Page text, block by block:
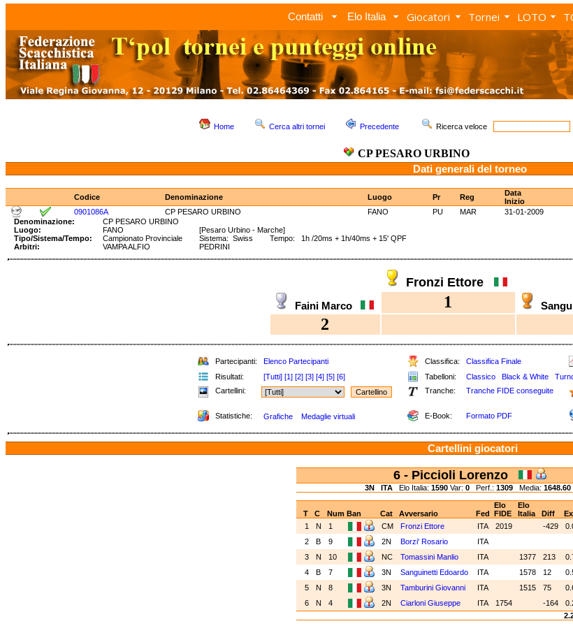
Contatti Elo Italia Giocatori Tornei LOTO
Home Cerca altri tornei Precedente Ricerca veloce
CP PESARO URBINO
Dati generali del torneo
Codice Denominazione Luogo Pr Reg
Data
Inizio
0901086A
CP PESARO URBINO FANO PU MAR 31-01-2009
Denominazione:
CP PESARO URBINO
Luogo:
FANO
[Pesaro Urbino - Marche]
Tipo/Sistema/Tempo:
Campionato Provinciale Sistema: Swiss Tempo: 1h /20ms + 1h/40ms + 15' QPF
Arbitri:
VAMPA ALFIO PEDRINI
Fronzi Ettore
Faini Marco 1
2
Partecipanti: Elenco Partecipanti Classifica: Classifica Finale
Risultati:
[Tutti] [1] [2] [3] [4] [5] [6] Tabelloni: Classico Black & White
Cartellini:
Tranche: Tranche FIDE conseguite
Statistiche: Grafiche Medaglie virtuali E-Book: Formato PDF
Cartellini giocatori
6 - Piccioli Lorenzo
3N ITAElo Italia: 1590Var: 0Perf.: 1309Media: 1648.60
Elo Elo
T
C NumBan Cat Avversario Fed FIDE Italia Diff
1
N 1 CM Fronzi Ettore ITA 2019 -429
2
B 9 2N Borzi' Rosario ITA
3
N 10 NC Tomassini Manlio ITA 1377 213
4
B 7 3N Sanguinetti Edoardo ITA 1578 12
5
N 8 3N Tamburini Giovanni ITA 1515 75
6
N 4 2N Ciarloni Giuseppe ITA 1754 -164